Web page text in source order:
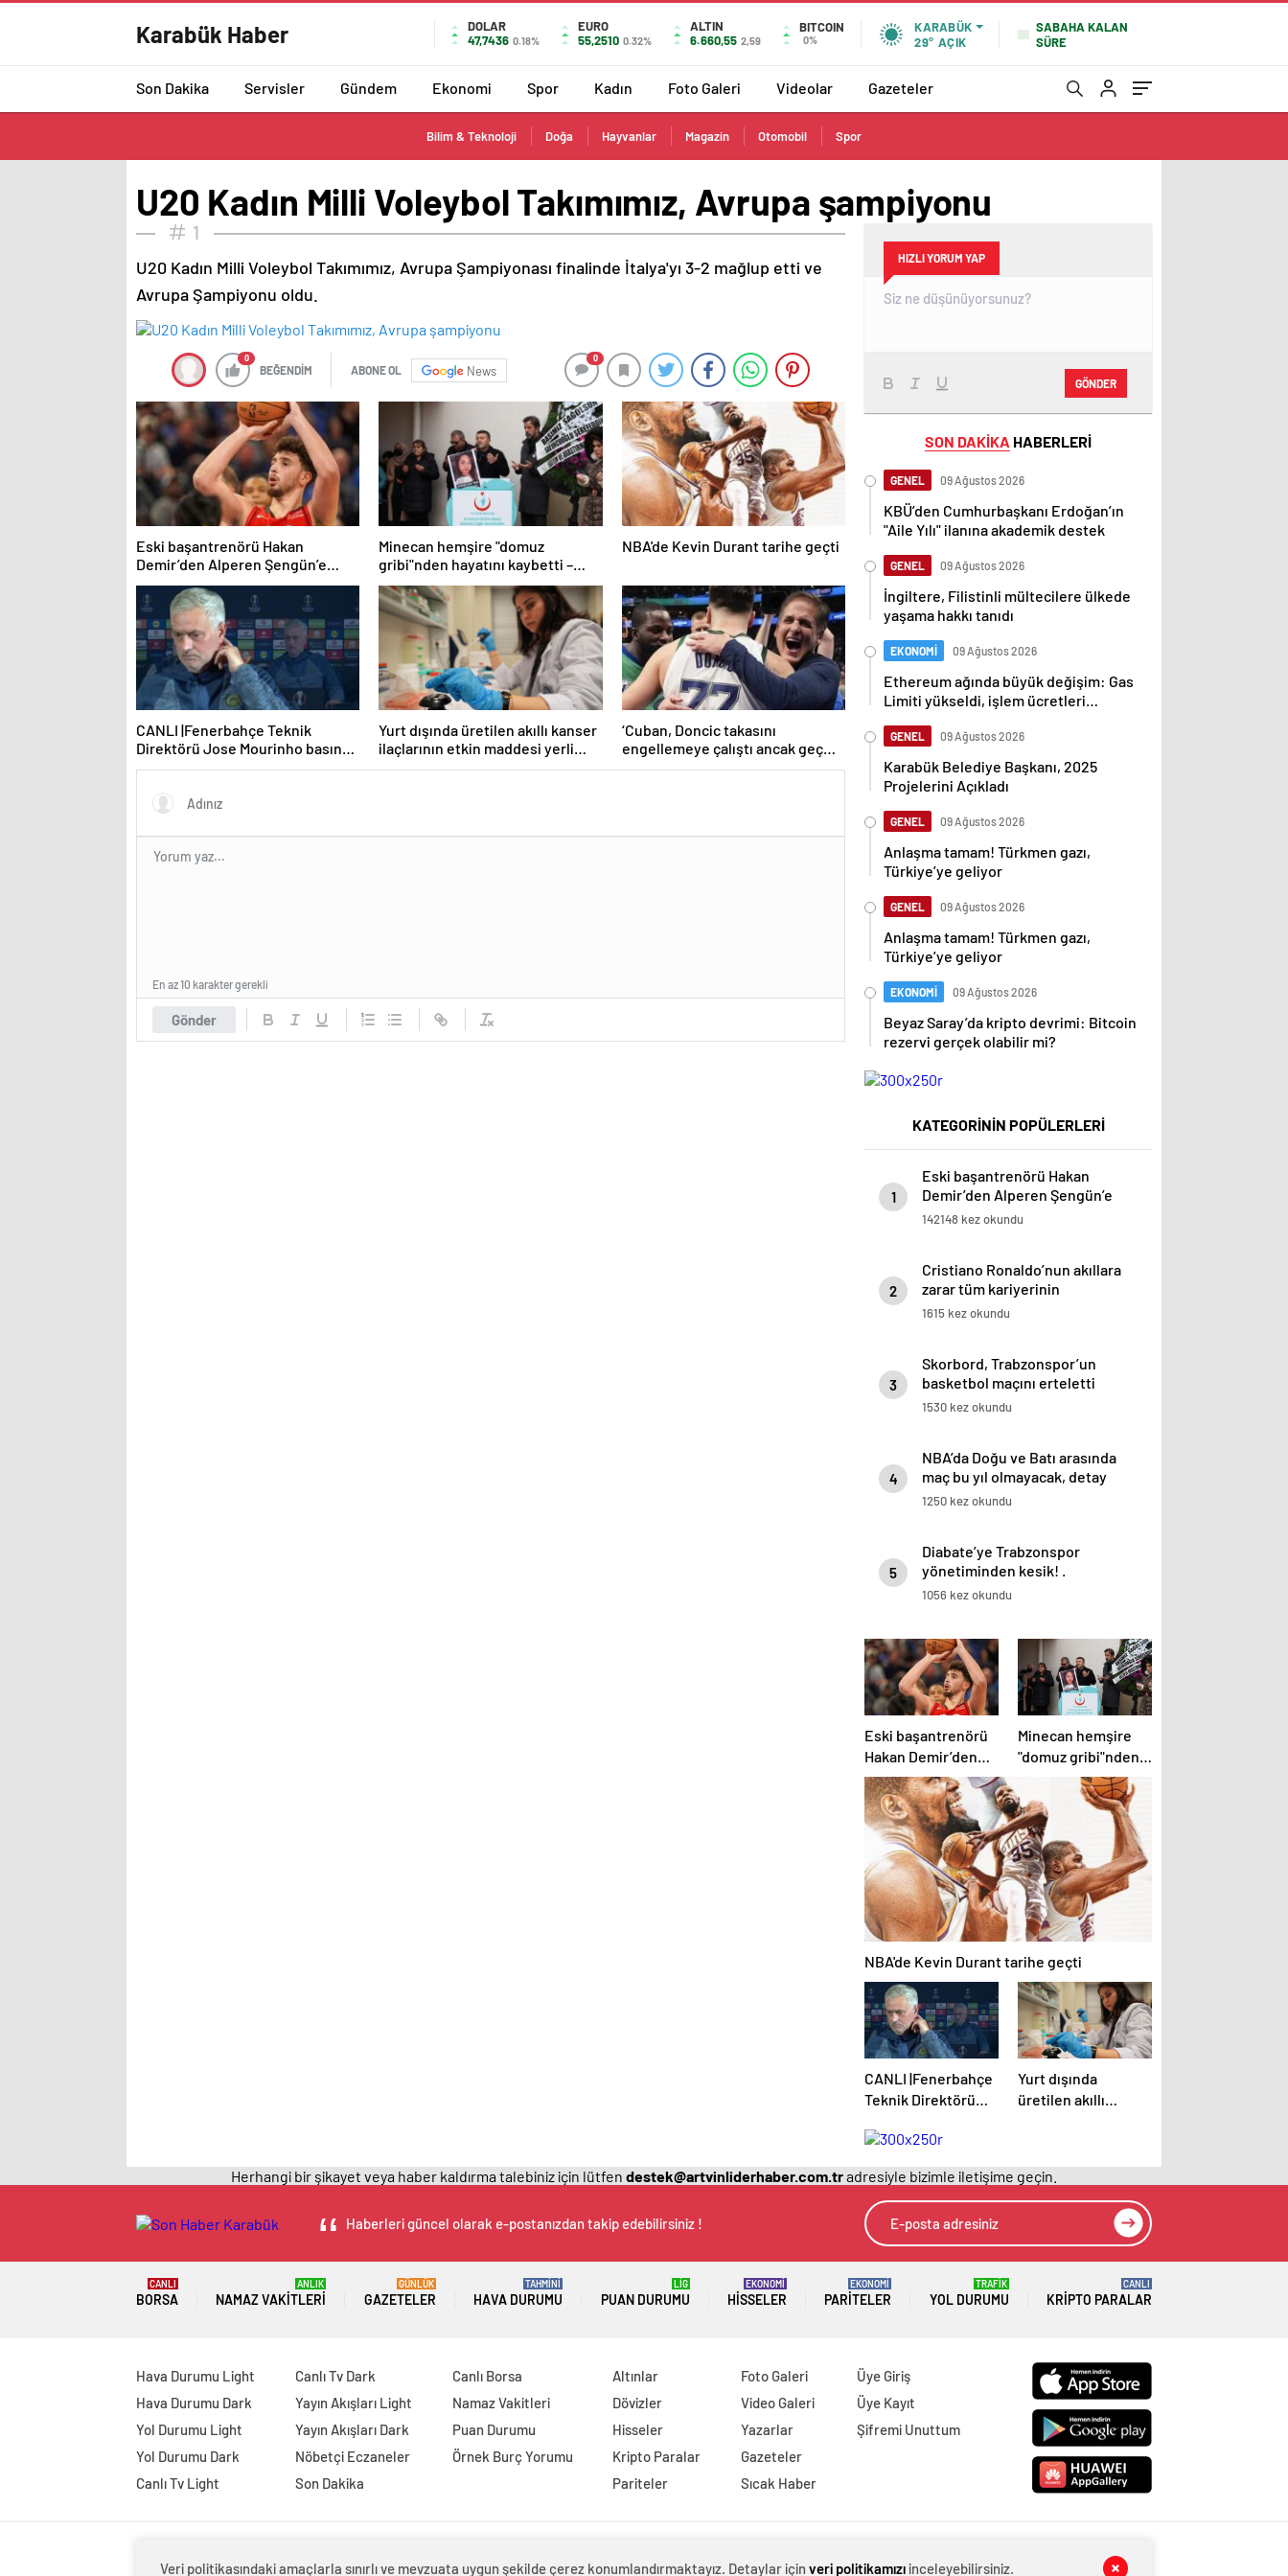
Karabük Haber
DOLAR
47,7436 0.18%
EURO
55,2510 0.32%
ALTIN
6.660,55 2,59
BITCOIN
0%
KARABÜK
29° AÇIK
SABAHA KALAN
SÜRE
Son Dakika Servisler Gündem Ekonomi Spor Kadın Foto Galeri Videolar Gazeteler
Bilim & Teknoloji Doğa Hayvanlar Magazin Otomobil Spor
U20 Kadın Milli Voleybol Takımımız, Avrupa şampiyonu
1
U20 Kadın Milli Voleybol Takımımız, Avrupa Şampiyonası finalinde İtalya'yı 3-2 mağlup etti ve
Avrupa Şampiyonu oldu.
0
BEĞENDİM ABONE OL News
0
Eski başantrenörü Hakan
Demir’den Alperen Şengün’e
övgü
Minecan hemşire "domuz
gribi"nden hayatını kaybetti –
Haberler | Sağlık Haberleri
NBA'de Kevin Durant tarihe geçti
CANLI |Fenerbahçe Teknik
Direktörü Jose Mourinho basın
toplantısı düzenliyor: Sakatlık ve
Yurt dışında üretilen akıllı kanser
ilaçlarının etkin maddesi yerli
imkanlarla geliştirildi | Sağlık
‘Cuban, Doncic takasını
engellemeye çalıştı ancak geç
kaldı’ iddiası! NBA Haberleri
Gönder
En az 10 karakter gerekli
HIZLI YORUM YAP
GÖNDER
SON DAKİKA HABERLERİ
GENEL 09 Ağustos 2026
KBÜ’den Cumhurbaşkanı Erdoğan’ın
"Aile Yılı" ilanına akademik destek
GENEL 09 Ağustos 2026
İngiltere, Filistinli mültecilere ülkede
yaşama hakkı tanıdı
EKONOMİ 09 Ağustos 2026
Ethereum ağında büyük değişim: Gas
Limiti yükseldi, işlem ücretleri
GENEL 09 Ağustos 2026
Karabük Belediye Başkanı, 2025
Projelerini Açıkladı
GENEL 09 Ağustos 2026
Anlaşma tamam! Türkmen gazı,
Türkiye’ye geliyor
GENEL 09 Ağustos 2026
Anlaşma tamam! Türkmen gazı,
Türkiye’ye geliyor
EKONOMİ 09 Ağustos 2026
Beyaz Saray’da kripto devrimi: Bitcoin
rezervi gerçek olabilir mi?
KATEGORİNİN POPÜLERLERİ
1
Eski başantrenörü Hakan
Demir’den Alperen Şengün’e
övgü
142148 kez okundu
2
Cristiano Ronaldo’nun akıllara
zarar tüm kariyerinin
istatistiğini çıkardık !
1615 kez okundu
3
Skorbord, Trabzonspor’un
basketbol maçını erteletti
1530 kez okundu
4
NBA’da Doğu ve Batı arasında
maç bu yıl olmayacak, detay
haberimizde.
1250 kez okundu
5
Diabate’ye Trabzonspor
yönetiminden kesik! .
1056 kez okundu
Eski başantrenörü
Hakan Demir’den
Alperen Şengün’e
övgü
Minecan hemşire
"domuz gribi"nden
hayatını kaybetti –
Haberler | Sağlık
Haberleri
NBA'de Kevin Durant tarihe geçti
CANLI |Fenerbahçe
Teknik Direktörü
basın toplantısı
düzenliyor: Sakatlık
ve Mauro Icardi
cevabı!
Yurt dışında
üretilen akıllı
imkanlarla
geliştirildi | Sağlık
Haberleri
Herhangi bir şikayet veya haber kaldırma talebiniz için lütfen destek@artvinliderhaber.com.tradresiyle bizimle iletişime geçin.
Haberleri güncel olarak e-postanızdan takip edebilirsiniz !
BORSA
CANLI
NAMAZ VAKITLERI
ANLIK
GAZETELER
GÜNLÜK
HAVA DURUMU
TAHMİNİ
PUAN DURUMU
LİG
HISSELER
EKONOMİ
PARITELER
EKONOMİ
YOL DURUMU
TRAFİK
KRIPTO PARALAR
CANLI
Hava Durumu Light
Hava Durumu Dark
Yol Durumu Light
Yol Durumu Dark
Canlı Tv Light
Canlı Tv Dark
Yayın Akışları Light
Yayın Akışları Dark
Nöbetçi Eczaneler
Son Dakika
Canlı Borsa
Namaz Vakitleri
Puan Durumu
Örnek Burç Yorumu
Altınlar
Dövizler
Hisseler
Kripto Paralar
Pariteler
Foto Galeri
Video Galeri
Yazarlar
Gazeteler
Sıcak Haber
Üye Giriş
Üye Kayıt
Şifremi Unuttum
Veri politikasındaki amaçlarla sınırlı ve mevzuata uygun şekilde çerez konumlandırmaktayız. Detaylar için veri politikamızıinceleyebilirsiniz.